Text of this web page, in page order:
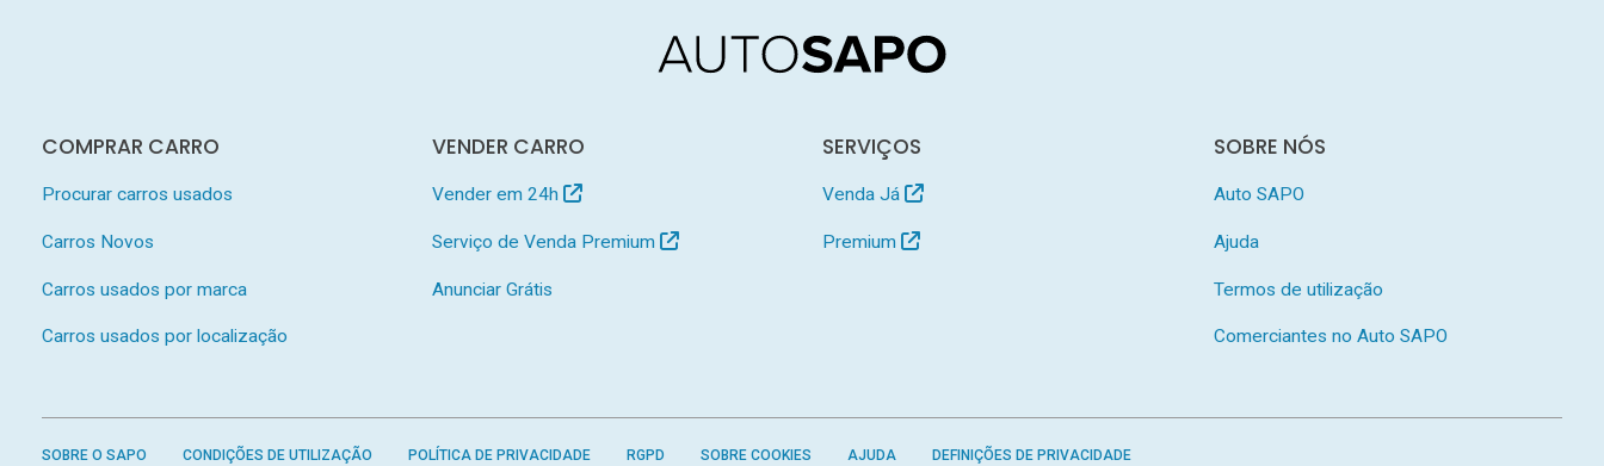
COMPRAR CARRO
Procurar carros usados
Carros Novos
Carros usados por marca
Carros usados por localização
VENDER CARRO
Vender em 24h
Serviço de Venda Premium
Anunciar Grátis
SERVIÇOS
Venda Já
Premium
SOBRE NÓS
Auto SAPO
Ajuda
Termos de utilização
Comerciantes no Auto SAPO
SOBRE O SAPO CONDIÇÕES DE UTILIZAÇÃO POLÍTICA DE PRIVACIDADE RGPD SOBRE COOKIES AJUDA DEFINIÇÕES DE PRIVACIDADE